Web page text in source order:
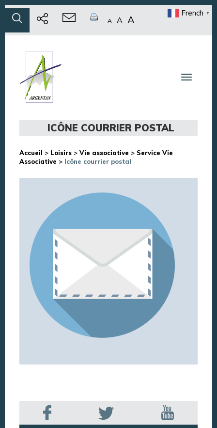
A A A
French ▼
Toggle
ICÔNE COURRIER POSTAL
Accueil > Loisirs > Vie associative > Service Vie
Associative > Icône courrier postal